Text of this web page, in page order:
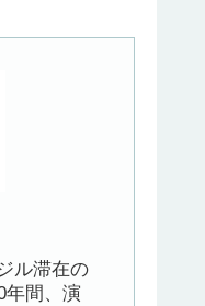
ル滞在の
年間、演